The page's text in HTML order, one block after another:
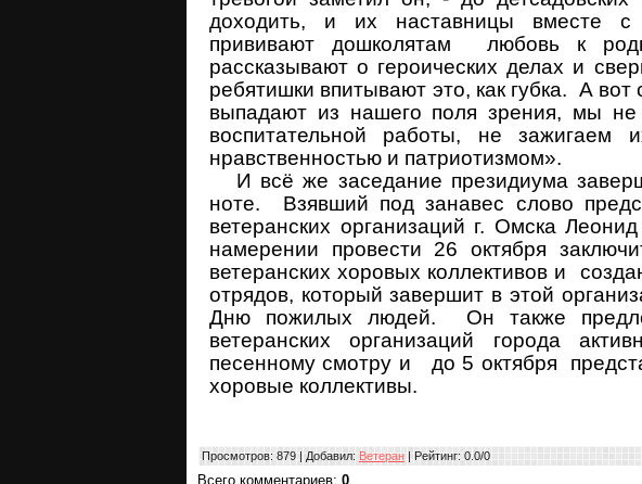
доходить, и их наставницы вместе с
прививают дошколятам любовь к
рассказывают о героических делах и
ребятишки впитывают это, как губка. А вот
выпадают из нашего поля зрения, мы
воспитательной работы, не
нравственностью и патриотизмом».
И всё же заседание президиума
ноте. Взявший под занавес слово
ветеранских организаций г. Омска
намерении провести 26 октября
ветеранских хоровых коллективов и
отрядов, который завершит в этой
Дню пожилых людей. Он также
ветеранских организаций города
песенному смотру и до 5 октября
хоровые коллективы.
Просмотров: 879 | Добавил: Ветеран | Рейтинг: 0.0/0
Всего комментариев: 0